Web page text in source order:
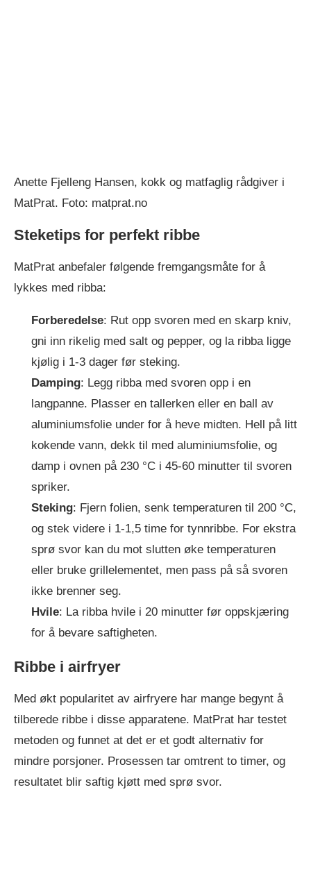
Anette Fjelleng Hansen, kokk og matfaglig rådgiver i
MatPrat. Foto: matprat.no
Steketips for perfekt ribbe
MatPrat anbefaler følgende fremgangsmåte for å
lykkes med ribba:
Forberedelse: Rut opp svoren med en skarp kniv,
gni inn rikelig med salt og pepper, og la ribba ligge
kjølig i 1-3 dager før steking.
Damping: Legg ribba med svoren opp i en
langpanne. Plasser en tallerken eller en ball av
aluminiumsfolie under for å heve midten. Hell på litt
kokende vann, dekk til med aluminiumsfolie, og
damp i ovnen på 230 °C i 45-60 minutter til svoren
spriker.
Steking: Fjern folien, senk temperaturen til 200 °C,
og stek videre i 1-1,5 time for tynnribbe. For ekstra
sprø svor kan du mot slutten øke temperaturen
eller bruke grillelementet, men pass på så svoren
ikke brenner seg.
Hvile: La ribba hvile i 20 minutter før oppskjæring
for å bevare saftigheten.
Ribbe i airfryer
Med økt popularitet av airfryere har mange begynt å
tilberede ribbe i disse apparatene. MatPrat har testet
metoden og funnet at det er et godt alternativ for
mindre porsjoner. Prosessen tar omtrent to timer, og
resultatet blir saftig kjøtt med sprø svor.